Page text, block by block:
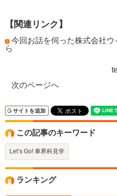
【関連リンク】
今回お話を伺った株式会社
ら
次のページへ
サイトを追加
この記事のキーワード
Let’s Go! 車界科見学
ランキング